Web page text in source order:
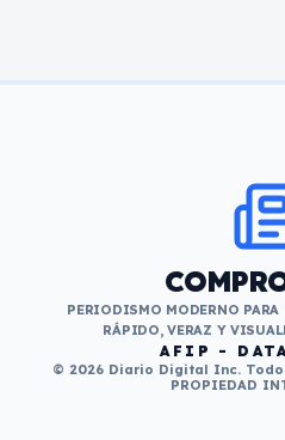
PERIODISMO MODERNO
RÁPIDO, VERAZ Y
AFIP -
© 2026 Diario Digital Inc.
PROPIEDAD